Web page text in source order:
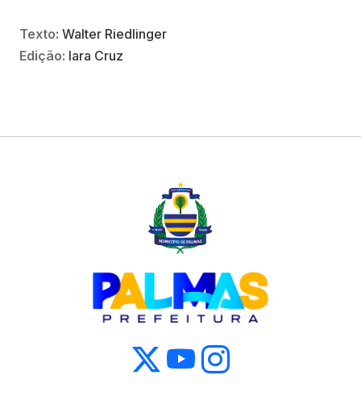
Texto: Walter Riedlinger
Edição: Iara Cruz